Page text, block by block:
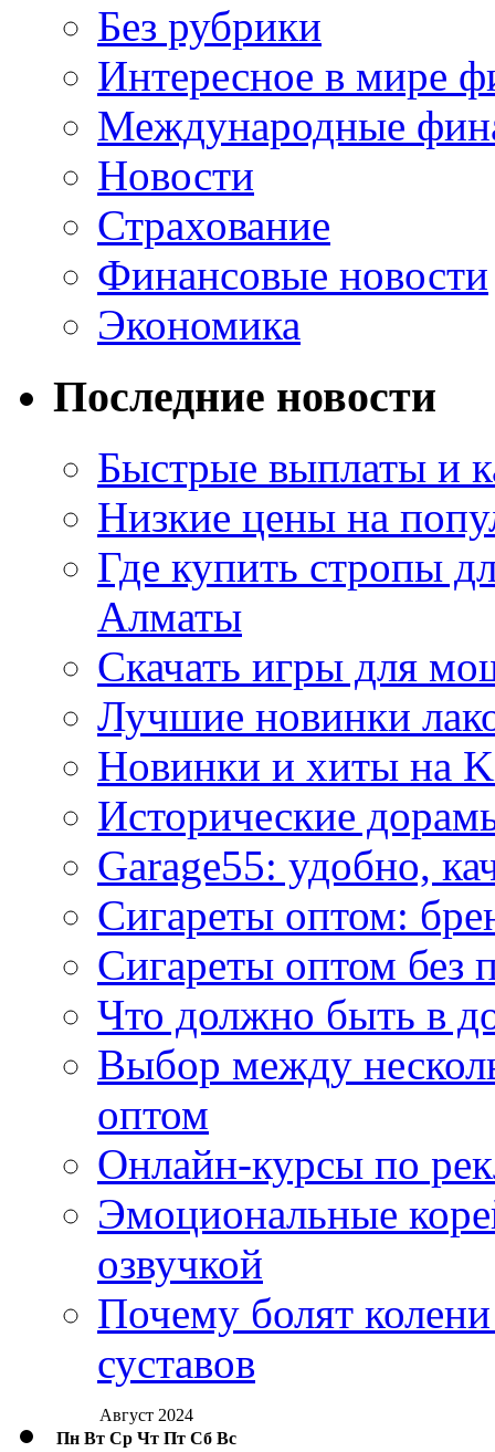
Без рубрики
Интересное в мире
Международные
Новости
Страхование
Финансовые новости
Экономика
Последние новости
Быстрые выплаты и
Низкие цены на
Где купить стропы
Алматы
Скачать игры для
Лучшие новинки
Новинки и хиты на
Исторические
Garage55: удобно,
Сигареты оптом:
Сигареты оптом без
Что должно быть в
Выбор между
оптом
Онлайн-курсы по
Эмоциональные
озвучкой
Почему болят
суставов
Август 2024
Пн Вт Ср Чт Пт Сб Вс